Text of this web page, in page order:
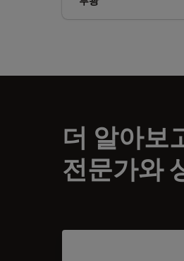
더 알아보
전문가와